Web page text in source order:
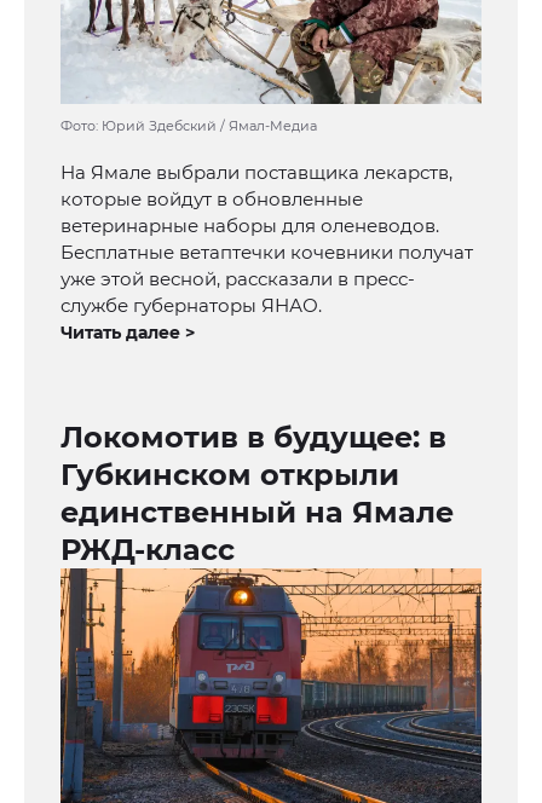
Фото: Юрий Здебский / Ямал-Медиа
На Ямале выбрали поставщика лекарств,
которые войдут в обновленные
ветеринарные наборы для оленеводов.
Бесплатные ветаптечки кочевники получат
уже этой весной, рассказали в пресс-
службе губернаторы ЯНАО.
Читать далее >
Локомотив в будущее: в
Губкинском открыли
единственный на Ямале
РЖД-класс